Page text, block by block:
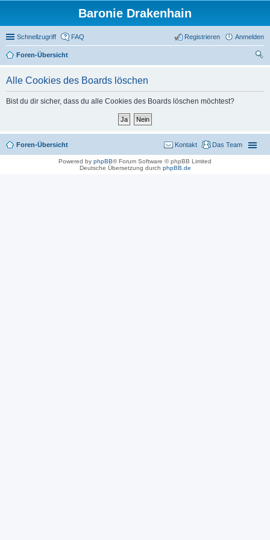
Baronie Drakenhain
Schnellzugriff FAQ Anmelden
Registrieren
Foren-Übersicht
Alle Cookies des Boards löschen
Bist du dir sicher, dass du alle Cookies des Boards löschen möchtest?
Foren-Übersicht Das Team
Kontakt
Powered by phpBB® Forum Software © phpBB Limited
Deutsche Übersetzung durch phpBB.de